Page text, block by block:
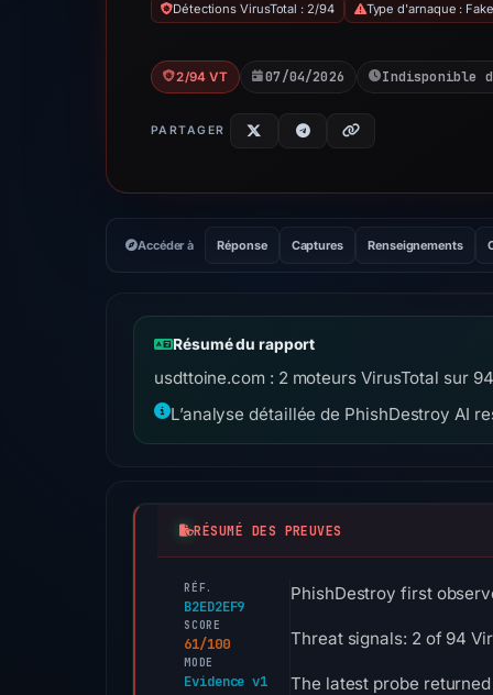
Détections VirusTotal : 2/94 Type d'arnaque :
2/94 VT 07/04/2026 Indisponible
PARTAGER
Accéder à Réponse Captures Renseignements
Résumé du rapport
usdttoine.com : 2 moteurs VirusTotal sur
L’analyse détaillée de PhishDestroy AI
RÉSUMÉ DES PREUVES
RÉF.
B2ED2EF9
SCORE
61/100
MODE
Evidence v1
PhishDestroy first
Threat signals: 2 of 94
The latest probe